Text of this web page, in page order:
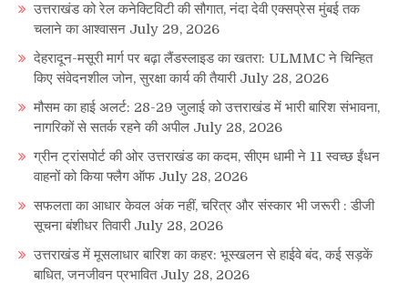
उत्तराखंड को रेल कनेक्टिविटी की सौगात, नंदा देवी एक्सप्रेस मुंबई तक
चलाने का आश्वासन July 29, 2026
देहरादून-मसूरी मार्ग पर बढ़ा लैंडस्लाइड का खतरा: ULMMC ने चिन्हित
किए संवेदनशील जोन, सुरक्षा कार्य की तैयारी July 28, 2026
मौसम का हाई अलर्ट: 28-29 जुलाई को उत्तराखंड में भारी बारिश संभावना,
नागरिकों से सतर्क रहने की अपील July 28, 2026
ग्रीन ट्रांसपोर्ट की ओर उत्तराखंड का कदम, सीएम धामी ने 11 स्वच्छ ईंधन
वाहनों को किया फ्लैग ऑफ July 28, 2026
सफलता का आधार केवल अंक नहीं, चरित्र और संस्कार भी जरूरी : डीजी
सूचना बंशीधर तिवारी July 28, 2026
उत्तराखंड में मूसलाधार बारिश का कहर: भूस्खलन से हाईवे बंद, कई सड़कें
बाधित, जनजीवन प्रभावित July 28, 2026